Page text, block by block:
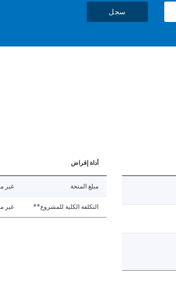
سجل
أداة إقراض
مبلغ المنحة غير
التكلفة الكلية للمشروع** غير